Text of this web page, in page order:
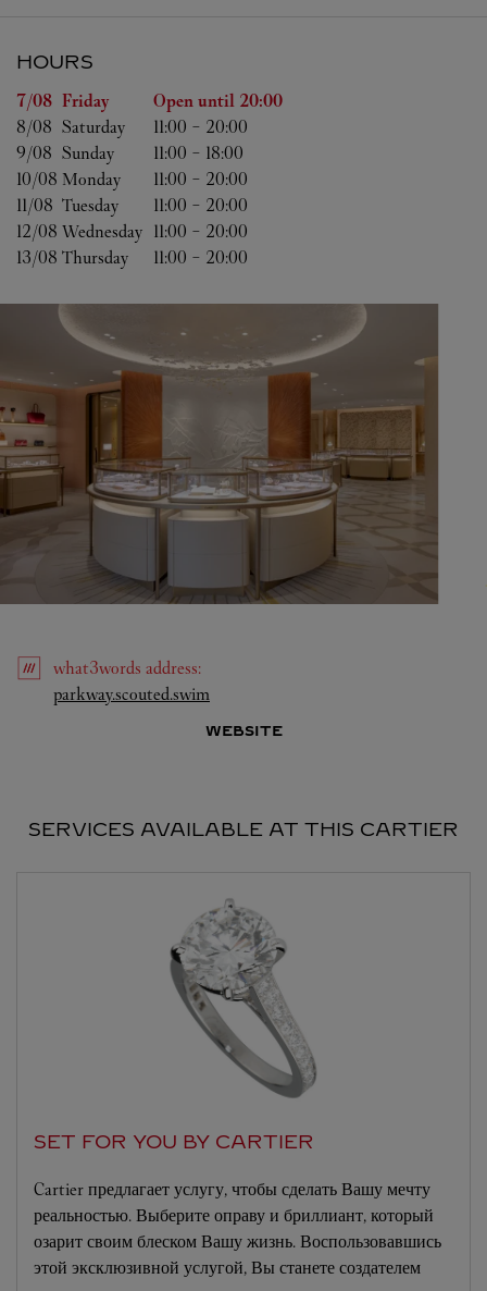
HOURS
Day of the Week Hours
7/08 Friday Open until 20:00
8/08 Saturday 11:00 - 20:00
9/08 Sunday 11:00 - 18:00
10/08 Monday 11:00 - 20:00
11/08 Tuesday 11:00 - 20:00
12/08 Wednesday 11:00 - 20:00
13/08 Thursday 11:00 - 20:00
what3words address:
parkway.scouted.swim
WEBSITE
SERVICES AVAILABLE AT THIS CARTIER
SET FOR YOU BY CARTIER
Cartier предлагает услугу, чтобы сделать Вашу мечту
реальностью. Выберите оправу и бриллиант, который
озарит своим блеском Вашу жизнь. Воспользовавшись
этой эксклюзивной услугой, Вы станете создателем